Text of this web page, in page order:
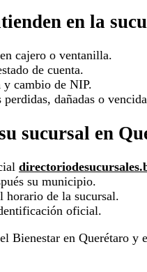
en la
en cajero o ventanilla.
de cuenta.
y cambio de NIP.
perdidas, dañadas o
sucursal en
su municipio.
de la sucursal.
oficial.
Bienestar en Querétaro